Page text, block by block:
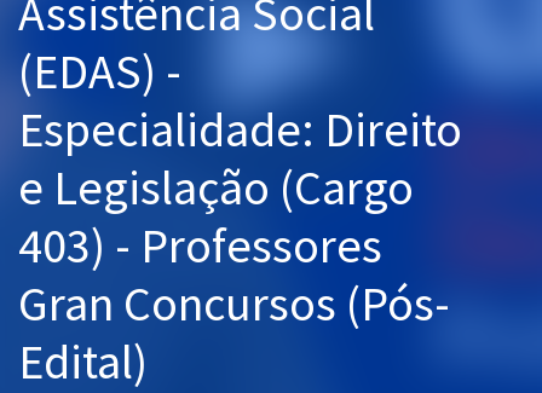
Aprovados
Atendimento
Assistência Social
(EDAS) -
Especialidade: Direito
e Legislação (Cargo
403) - Professores
Gran Concursos (Pós-
Edital)